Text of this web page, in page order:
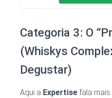
Categoria 3: O
(Whiskys
Degustar)
Aqui a Expertise fala